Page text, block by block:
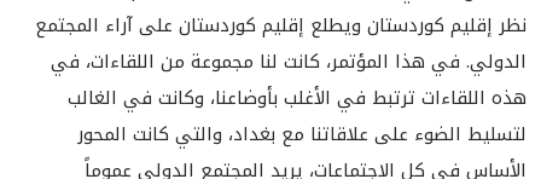
نظر إقليم كوردستان ويطلع إقليم كوردستان على آراء المجتمع
الدولي. في هذا المؤتمر، كانت لنا مجموعة من اللقاءات، في
هذه اللقاءات ترتبط في الأغلب بأوضاعنا، وكانت في الغالب
لتسليط الضوء على علاقاتنا مع بغداد، والتي كانت المحور
الأساس في كل الاجتماعات، يريد المجتمع الدولي عموماً